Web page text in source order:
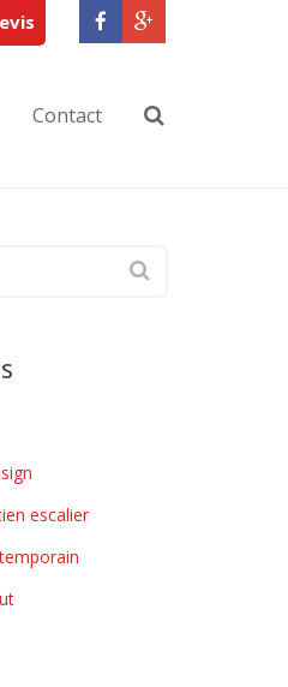
Contact
escalier